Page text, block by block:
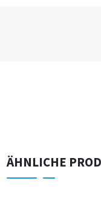
ÄHNLICHE